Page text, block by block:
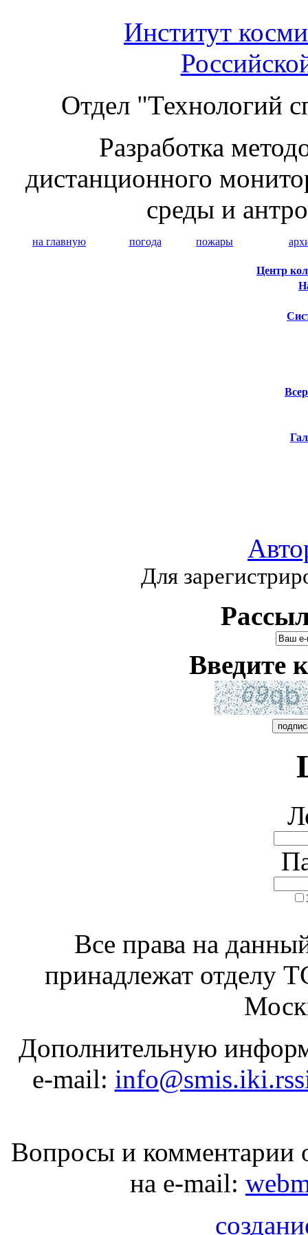
Институт
Отдел "Технологий
Разработка
дистанционного
среды и
на главную погода пожары
Центр
Для
Введите
Все права на
принадлежат
Дополнительную
e-mail:
Вопросы и комментарии
на e-mail: